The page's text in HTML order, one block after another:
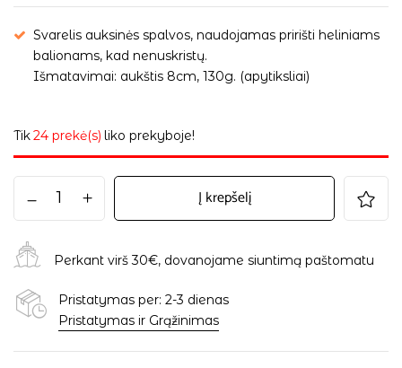
Svarelis auksinės spalvos, naudojamas pririšti heliniams
balionams, kad nenuskristų.
Išmatavimai: aukštis 8cm, 130g. (apytiksliai)
Tik24 prekė(s) liko prekyboje!
Į krepšelį
Perkant virš 30€, dovanojame siuntimą paštomatu
Pristatymas per: 2-3 dienas
Pristatymas ir Grąžinimas